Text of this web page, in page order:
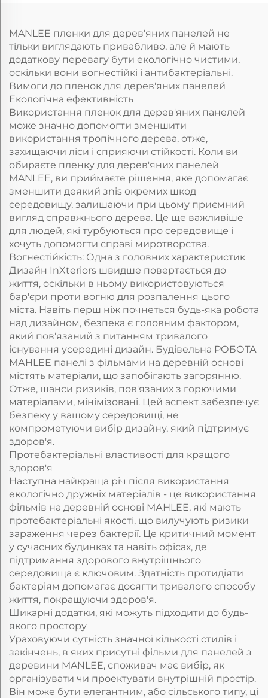
Захисні PETG плівки
MANLEE пленки для дерев'яних панелей не
тільки виглядають привабливо, але й мають
додаткову перевагу бути екологічно чистими,
оскільки вони вогнестійкі і антибактеріальні.
Вимоги до пленок для дерев'яних панелей
Екологічна ефективність
Використання пленок для дерев'яних панелей
може значно допомогти зменшити
використання тропічного дерева, отже,
захищаючи ліси і сприяючи стійкості. Коли ви
обираєте пленку для дерев'яних панелей
MANLEE, ви приймаєте рішення, яке допомагає
зменшити деякий зnis окремих шкод
середовищу, залишаючи при цьому приємний
вигляд справжнього дерева. Це ще важливіше
для людей, які турбуються про середовище і
хочуть допомогти справі миротворства.
Вогнестійкість: Одна з головних характеристик
Дизайн InXteriors швидше повертається до
життя, оскільки в ньому використовуються
бар'єри проти вогню для розпалення цього
міста. Навіть перш ніж почнеться будь-яка робота
над дизайном, безпека є головним фактором,
який пов'язаний з питанням тривалого
існування усередині дизайн. Будівельна РОБОТА
МАНLEE панелі з фільмами на деревній основі
містять матеріали, що запобігають загорянню.
Отже, шанси ризиків, пов'язаних з горючими
матеріалами, мінімізовані. Цей аспект забезпечує
безпеку у вашому середовищі, не
компрометуючи вибір дизайну, який підтримує
здоров'я.
Протебактеріальні властивості для кращого
здоров'я
Наступна найкраща річ після використання
екологічно дружніх матеріалів - це використання
фільмів на деревній основі МАНLEE, які мають
протебактеріальні якості, що вилучують ризики
зараження через бактерії. Це критичний момент
у сучасних будинках та навіть офісах, де
підтримання здорового внутрішнього
середовища є ключовим. Здатність протидіяти
бактеріям допомагає досягти тривалого способу
життя, покращуючи здоров'я.
Шикарні додатки, які можуть підходити до будь-
якого простору
Ураховуючи сутність значної кількості стилів і
закінчень, в яких присутні фільми для панелей з
деревини MANLEE, споживач має вибір, як
організувати чи проектувати внутрішній простір.
Він може бути елегантним, або сільського типу, ці